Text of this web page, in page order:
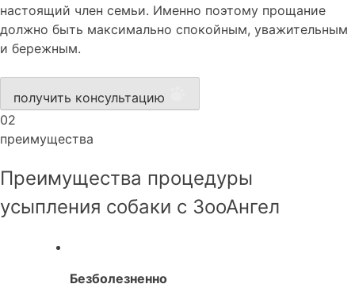
настоящий член семьи. Именно поэтому прощание
должно быть максимально спокойным, уважительным
и бережным.
получить консультацию
02
преимущества
Преимущества процедуры
усыпления собаки с ЗооАнгел
Безболезненно